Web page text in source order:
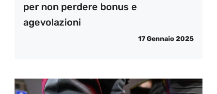
per non perdere bonus e
agevolazioni
17 Gennaio 2025